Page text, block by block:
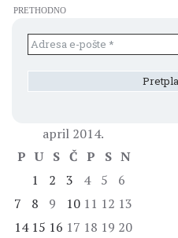
PRETHODNO
april 2014.
P U S Č P S N
1
2 3 4 5
6
7
8 9 10 11 12 13
14 15 16 17 18 19 20